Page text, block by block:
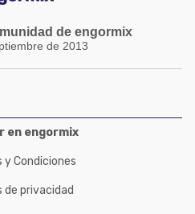
de engormix
de 2013
en engormix
y Condiciones
de privacidad